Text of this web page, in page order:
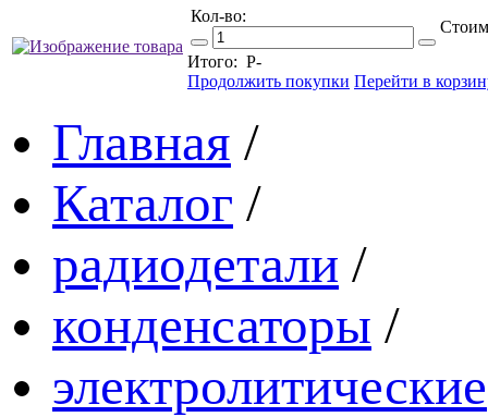
Кол-во:
Итого: Р-
Продолжить покупки Перейти в
Главная /
Каталог /
радиодетали /
конденсаторы /
электролитические